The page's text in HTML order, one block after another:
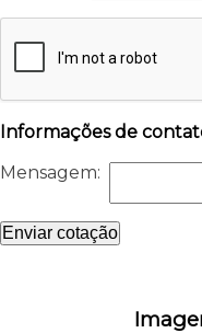
Informações de
Mensagem:
Enviar cotação